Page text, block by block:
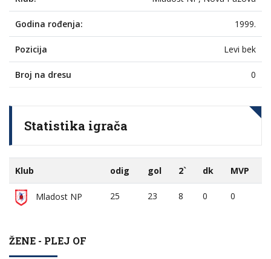
Godina rođenja: 1999.
Pozicija Levi bek
Broj na dresu 0
Statistika igrača
Klub odig gol 2` dk MVP
Mladost NP 25 23 8 0 0
ŽENE - PLEJ OF